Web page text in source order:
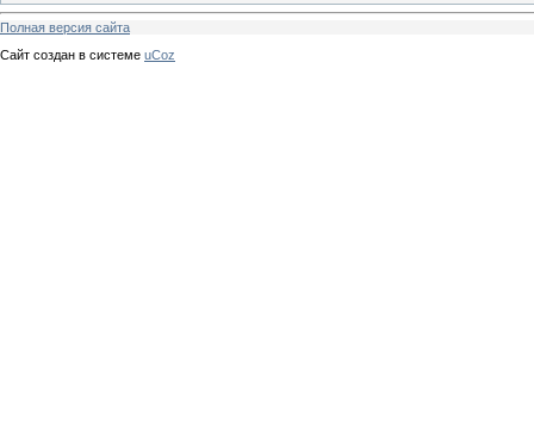
Полная версия сайта
Сайт создан в системе uCoz